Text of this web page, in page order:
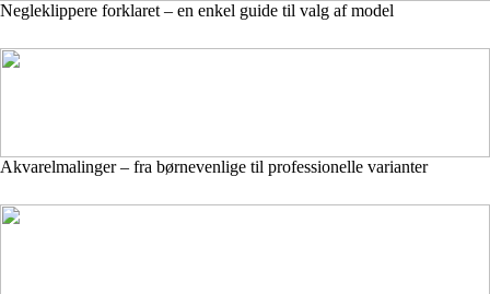
Negleklippere forklaret – en enkel guide til valg af model
Akvarelmalinger – fra børnevenlige til professionelle varianter